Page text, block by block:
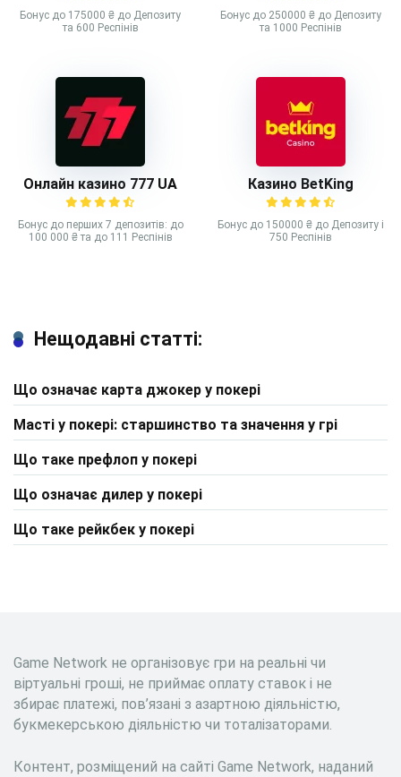
Бонус до 175000 ₴ до Депозиту
та 600 Респінів
Бонус до 250000 ₴ до Депозиту
та 1000 Респінів
Онлайн казино 777 UA
Бонус до перших 7 депозитів: до
100 000 ₴ та до 111 Респінів
Казино BetKing
Бонус до 150000 ₴ до Депозиту і
750 Респінів
Нещодавні статті:
Що означає карта джокер у покері
Масті у покері: старшинство та значення у грі
Що таке префлоп у покері
Що означає дилер у покері
Що таке рейкбек у покері
Game Network не організовує гри на реальні чи
віртуальні гроші, не приймає оплату ставок і не
збирає платежі, пов’язані з азартною діяльністю,
букмекерською діяльністю чи тоталізаторами.
Контент, розміщений на сайті Game Network, наданий